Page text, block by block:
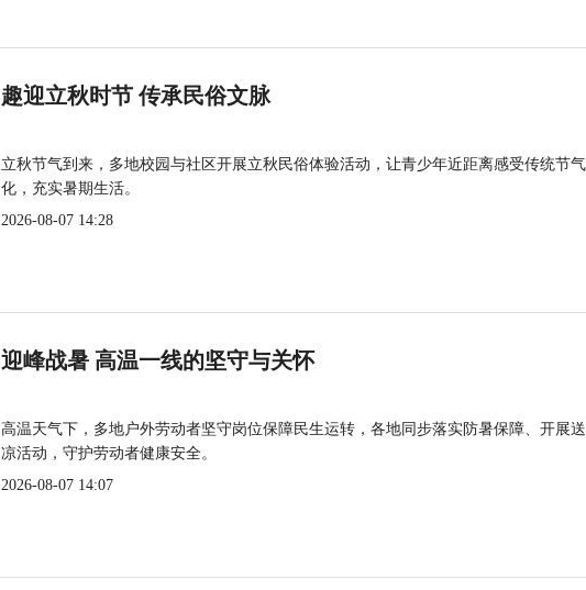
趣迎立秋时节 传承民俗文脉
立秋节气到来，多地校园与社区开展立秋民俗体验活动，让青少年近距离感受传统节
化，充实暑期生活。
2026-08-07 14:28
迎峰战暑 高温一线的坚守与关怀
高温天气下，多地户外劳动者坚守岗位保障民生运转，各地同步落实防暑保障、开展
凉活动，守护劳动者健康安全。
2026-08-07 14:07